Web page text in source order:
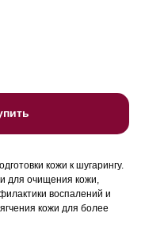
кожи к шугарингу.
для очищения кожи,
воспалений и
кожи для более